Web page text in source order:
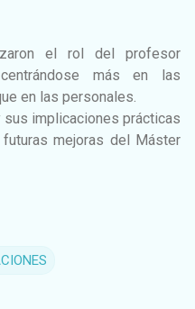
el rol del profesor
más en las
en las personales.
implicaciones prácticas
mejoras del Máster